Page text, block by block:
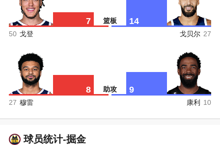
7
50 戈登
篮板 14
戈贝尔 27
8
27 穆雷
助攻 9
康利 10
球员统计-掘金